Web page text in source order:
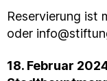
Reservierung ist
oder
18. Februar